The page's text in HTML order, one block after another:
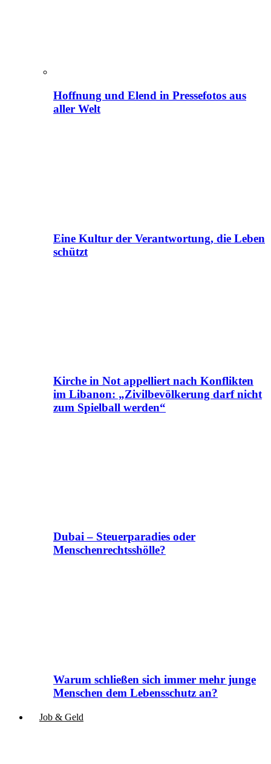
Hoffnung und Elend in Pressefotos aus
aller Welt
Eine Kultur der Verantwortung, die Leben
schützt
Kirche in Not appelliert nach Konflikten
im Libanon: „Zivilbevölkerung darf nicht
zum Spielball werden“
Dubai – Steuerparadies oder
Menschenrechtsshölle?
Warum schließen sich immer mehr junge
Menschen dem Lebensschutz an?
Job & Geld